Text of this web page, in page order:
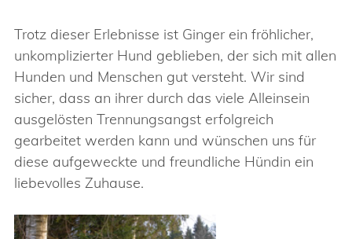
Trotz dieser Erlebnisse ist Ginger ein fröhlicher,
unkomplizierter Hund geblieben, der sich mit allen
Hunden und Menschen gut versteht. Wir sind
sicher, dass an ihrer durch das viele Alleinsein
ausgelösten Trennungsangst erfolgreich
gearbeitet werden kann und wünschen uns für
diese aufgeweckte und freundliche Hündin ein
liebevolles Zuhause.